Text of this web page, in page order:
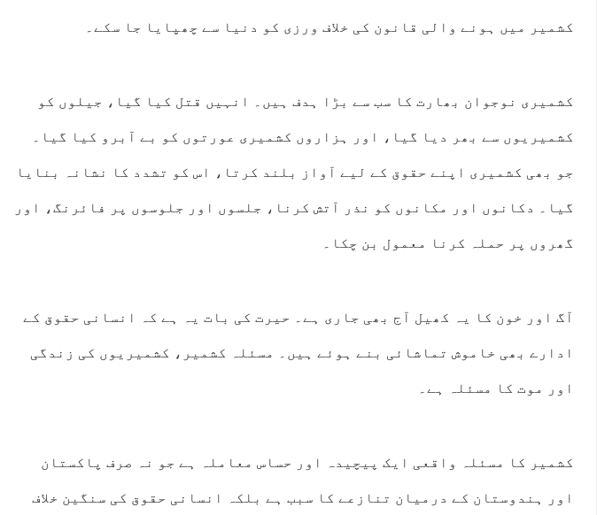
کشمیر میں ہونے والی قانون کی خلاف ورزی کو دنیا سے چھپایا جا سکے۔
کشمیری نوجوان بھارت کا سب سے بڑا ہدف ہیں۔ انہیں قتل کیا گیا، جیلوں کو
کشمیریوں سے بھر دیا گیا، اور ہزاروں کشمیری عورتوں کو بے آبرو کیا گیا۔
جو بھی کشمیری اپنے حقوق کے لیے آواز بلند کرتا، اس کو تشدد کا نشانہ بنایا
گیا۔ دکانوں اور مکانوں کو نذر آتش کرنا، جلسوں اور جلوسوں پر فائرنگ، اور
گھروں پر حملہ کرنا معمول بن چکا۔
آگ اور خون کا یہ کھیل آج بھی جاری ہے۔ حیرت کی بات یہ ہے کہ انسانی حقوق کے
ادارے بھی خاموش تماشائی بنے ہوئے ہیں۔ مسئلہ کشمیر، کشمیریوں کی زندگی
اور موت کا مسئلہ ہے۔
کشمیر کا مسئلہ واقعی ایک پیچیدہ اور حساس معاملہ ہے جو نہ صرف پاکستان
اور ہندوستان کے درمیان تنازعے کا سبب ہے بلکہ انسانی حقوق کی سنگین خلاف